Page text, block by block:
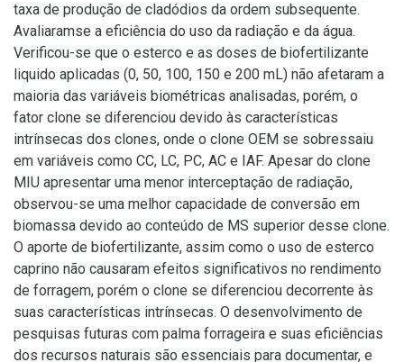
taxa de produção de cladódios da ordem subsequente.
Avaliaramse a eficiência do uso da radiação e da água.
Verificou-se que o esterco e as doses de biofertilizante
liquido aplicadas (0, 50, 100, 150 e 200 mL) não afetaram a
maioria das variáveis biométricas analisadas, porém, o
fator clone se diferenciou devido às características
intrínsecas dos clones, onde o clone OEM se sobressaiu
em variáveis como CC, LC, PC, AC e IAF. Apesar do clone
MIU apresentar uma menor interceptação de radiação,
observou-se uma melhor capacidade de conversão em
biomassa devido ao conteúdo de MS superior desse clone.
O aporte de biofertilizante, assim como o uso de esterco
caprino não causaram efeitos significativos no rendimento
de forragem, porém o clone se diferenciou decorrente às
suas características intrínsecas. O desenvolvimento de
pesquisas futuras com palma forrageira e suas eficiências
dos recursos naturais são essenciais para documentar, e